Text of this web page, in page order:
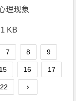
理现象
KB
7 8 9
15 16 17
22